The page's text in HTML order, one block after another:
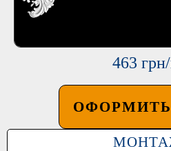
463
ОФОРМИТЬ